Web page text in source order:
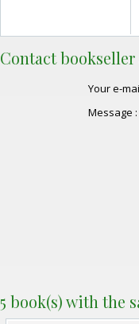
Contact
Your e-
Message :
5 book(s) with the